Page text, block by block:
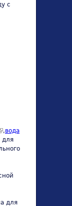
с
is
,вода
для
для